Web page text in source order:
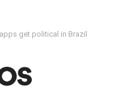
get political in Brazil